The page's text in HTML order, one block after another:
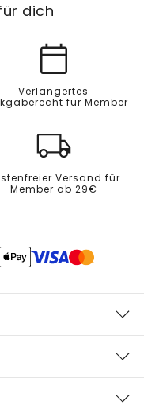
dich
Verlängertes
für Member
Versand für
Member ab 29€